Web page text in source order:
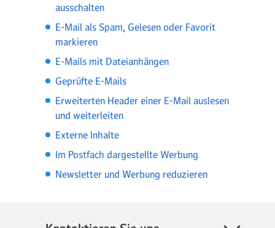
ausschalten
E-Mail als Spam, Gelesen oder Favorit
markieren
E-Mails mit Dateianhängen
Geprüfte E-Mails
Erweiterten Header einer E-Mail auslesen
und weiterleiten
Externe Inhalte
Im Postfach dargestellte Werbung
Newsletter und Werbung reduzieren